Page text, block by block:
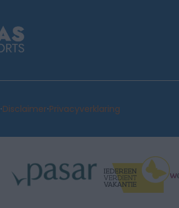
·Disclaimer·Privacyverklaring